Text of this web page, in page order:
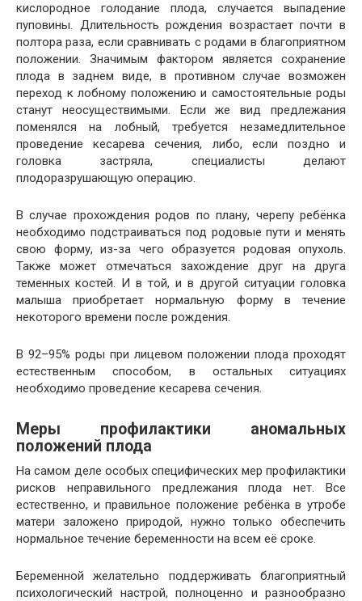
кислородное голодание плода, случается выпадение
пуповины. Длительность рождения возрастает почти в
полтора раза, если сравнивать с родами в благоприятном
положении. Значимым фактором является сохранение
плода в заднем виде, в противном случае возможен
переход к лобному положению и самостоятельные роды
станут неосуществимыми. Если же вид предлежания
поменялся на лобный, требуется незамедлительное
проведение кесарева сечения, либо, если поздно и
головка застряла, специалисты делают
плодоразрушающую операцию.
В случае прохождения родов по плану, черепу ребёнка
необходимо подстраиваться под родовые пути и менять
свою форму, из-за чего образуется родовая опухоль.
Также может отмечаться захождение друг на друга
теменных костей. И в той, и в другой ситуации головка
малыша приобретает нормальную форму в течение
некоторого времени после рождения.
В 92–95% роды при лицевом положении плода проходят
естественным способом, в остальных ситуациях
необходимо проведение кесарева сечения.
Меры профилактики аномальных
положений плода
На самом деле особых специфических мер профилактики
рисков неправильного предлежания плода нет. Все
естественно, и правильное положение ребёнка в утробе
матери заложено природой, нужно только обеспечить
нормальное течение беременности на всем её сроке.
Беременной желательно поддерживать благоприятный
психологический настрой, полноценно и разнообразно